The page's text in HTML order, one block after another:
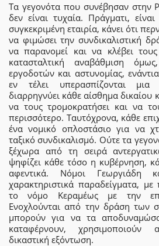
Τα γεγονότα που συνέβησαν στην
δεν είναι τυχαία. Πράγματι,
συγκεκριμένη εταιρία, κάνει ότι
να φιμώσει την συνδικαλιστική
να παρανομεί και να κλέβει
κατασταλτική αναβάθμιση
εργοδοτών και αστυνομίας,
εν τέλει υπερασπίζονται μια
διαρρηγνύει κάθε αίσθημα δικαίου
να τους τρομοκρατήσει και να
περισσότερο. Ταυτόχρονα, κάθε
ένα νομικό οπλοστάσιο για να
ταξικό συνδικαλισμό. Ούτε τα
ξέχωρα από τη σειρά
ψηφίζει κάθε τόσο η κυβέρνηση,
αφεντικά. Νόμοι Γεωργιάδη
χαρακτηριστικά παραδείγματα,
το νόμο Κεραμέως με την
Ενοχλούνται από την δράση των
μπορούν για να τα
καταφέρνουν, χρησιμοποιούν
δικαστική εξόντωση.